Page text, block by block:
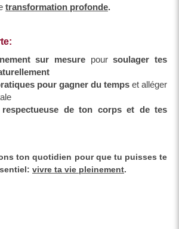
transformation profonde.
sur mesure poursoulager tes
pour gagner du temps et alléger
respectueuse de ton corps et de tes
ton quotidien pour que tu puisses te
vivre ta vie pleinement.